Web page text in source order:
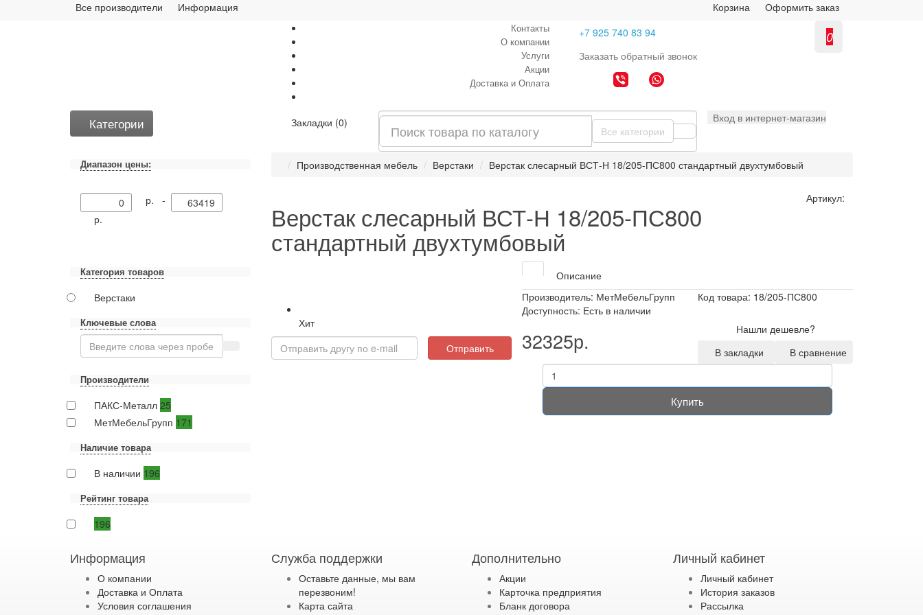
Корзина Оформить заказ
Все производители Информация
Контакты
О компании
Услуги
Акции
Доставка и Оплата
+7 925 740 83 94
Заказать обратный звонок
0
Категории Закладки (0)
Все категории
Вход в интернет-магазин
Диапазон цены:
р. -
р.
Категория товаров
Верстаки
Ключевые слова
Производители
ПАКС-Металл 25
МетМебельГрупп 171
Наличие товара
В наличии 196
Рейтинг товара
196
Производственная мебель Верстаки Верстак слесарный ВСТ-Н 18/205-ПС800 стандартный двухтумбовый
Верстак слесарный ВСТ-Н 18/205-ПС800
стандартный двухтумбовый
Артикул:
Хит
Отправить
Описание
Производитель: МетМебельГрупп
Код товара: 18/205-ПС800
Доступность: Есть в наличии
32325р.
Нашли дешевле?
В закладки
В сравнение
Купить
Информация
О компании
Доставка и Оплата
Условия соглашения
Служба поддержки
Оставьте данные, мы вам
перезвоним!
Карта сайта
Дополнительно
Акции
Карточка предприятия
Бланк договора
Личный кабинет
Личный кабинет
История заказов
Рассылка